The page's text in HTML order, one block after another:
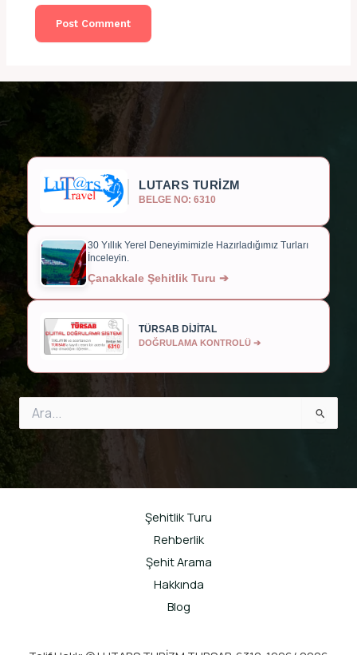
LUTARS TURİZM
BELGE NO: 6310
30 Yıllık Yerel Deneyimimizle Hazırladığımız Turları
İnceleyin.
Çanakkale Şehitlik Turu ➔
TÜRSAB DİJİTAL
DOĞRULAMA KONTROLÜ ➔
for:
Şehitlik Turu
Rehberlik
Şehit Arama
Hakkında
Blog